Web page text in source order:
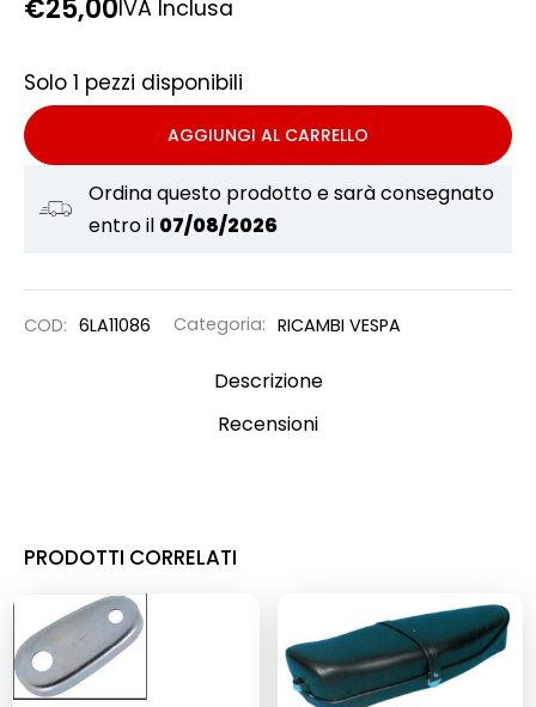
€25,00IVA Inclusa
Solo 1 pezzi disponibili
AGGIUNGI AL CARRELLO
Ordina questo prodotto e sarà consegnato
entro il 07/08/2026
COD: 6LA11086 Categoria: RICAMBI VESPA
Descrizione
Recensioni
PRODOTTI CORRELATI